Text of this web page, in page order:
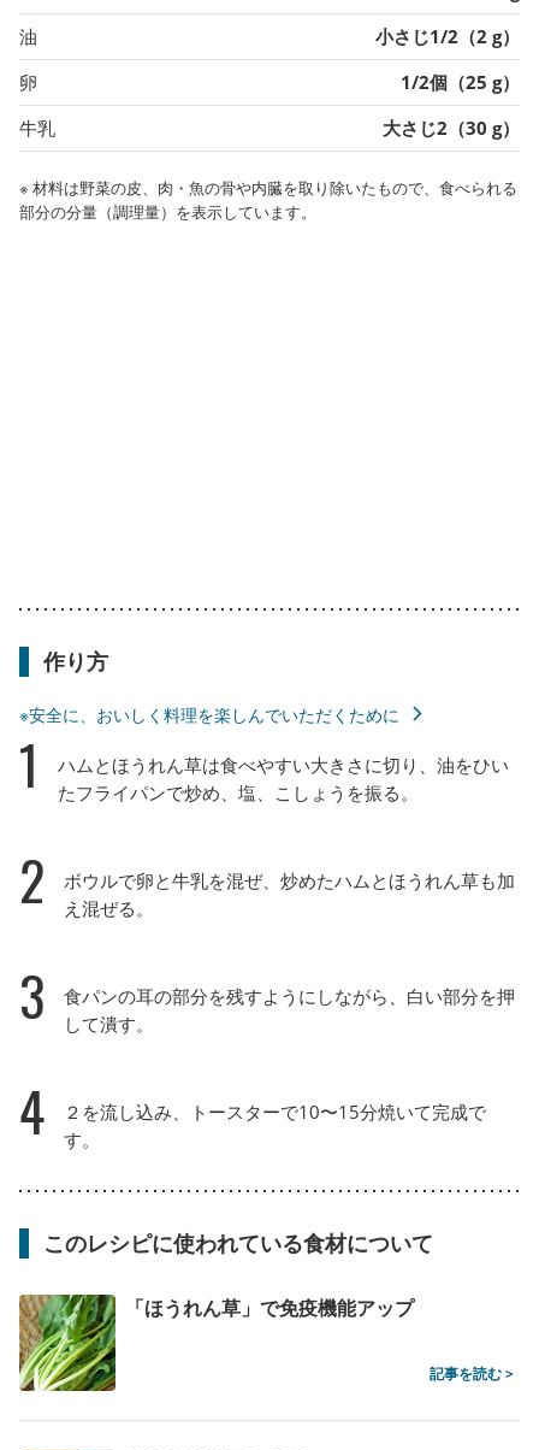
油
小さじ1/2（2 g）
卵
1/2個（25 g）
牛乳
大さじ2（30 g）
※ 材料は野菜の皮、肉・魚の骨や内臓を取り除いたもので、食べられる
部分の分量（調理量）を表示しています。
作り方
※安全に、おいしく料理を楽しんでいただくために
1
ハムとほうれん草は食べやすい大きさに切り、油をひい
たフライパンで炒め、塩、こしょうを振る。
2
ボウルで卵と牛乳を混ぜ、炒めたハムとほうれん草も加
え混ぜる。
3
食パンの耳の部分を残すようにしながら、白い部分を押
して潰す。
4
２を流し込み、トースターで10〜15分焼いて完成で
す。
このレシピに使われている食材について
「ほうれん草」で免疫機能アップ
記事を読む >